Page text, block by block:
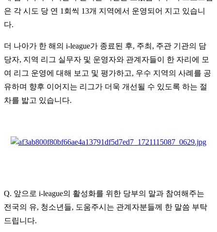
은 각 시도 당 연 1회씩 13개 지역에서 운영되어 지고 있습니
다.
더 나아가 한 해의 i-league가 종료된 후, 주최, 주관 기관의 담
당자, 지역 리그 실무자 및 운영자와 관계자들이 한 자리에 모
여 리그 운영에 대해 보고 및 평가하고, 우수 지역의 사례를 공
유하며 향후 이어지는 리그가 더욱 개선될 수 있도록 하는 절
차를 밟고 있습니다.
Q. 앞으로 i-league의 활성화를 위한 당부의 말과 참여해주는
전국의 유, 청소년들, 도움주시는 관계자분들께 한 말씀 부탁
드립니다.